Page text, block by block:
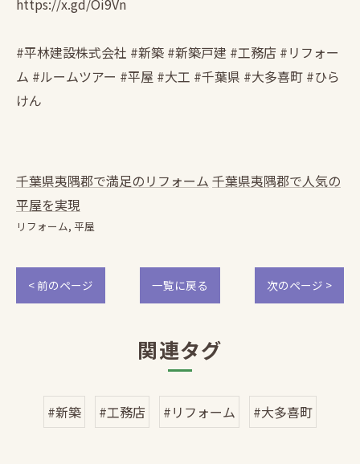
https://x.gd/Oi9Vn
#平林建設株式会社 #新築 #新築戸建 #工務店 #リフォー
ム #ルームツアー #平屋 #大工 #千葉県 #大多喜町 #ひら
けん
千葉県夷隅郡で満足のリフォーム 千葉県夷隅郡で人気の
平屋を実現
リフォーム 平屋
< 前のページ 一覧に戻る 次のページ >
関連タグ
#新築 #工務店 #リフォーム #大多喜町